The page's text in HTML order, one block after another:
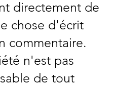
directement de
chose d'écrit
commentaire.
n'est pas
de tout